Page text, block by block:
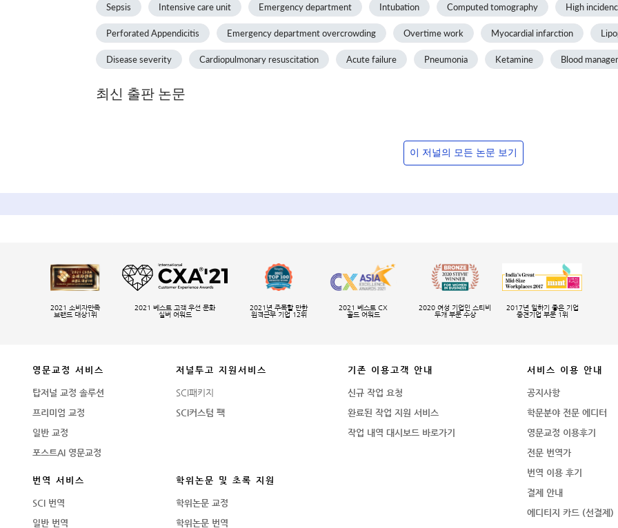
Sepsis Intensive care unit Emergency department Intubation Computed tomography High
Perforated Appendicitis Emergency department overcrowding Overtime work Myocardial infarction
Disease severity Cardiopulmonary resuscitation Acute failure Pneumonia Ketamine Blood
최신 출판 논문
이 저널의 모든 논문 보기